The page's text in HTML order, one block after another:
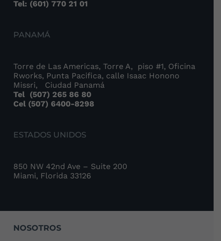
Tel: (601) 770 21 01
PANAMÁ
Torre de Las Americas, Torre A, piso #1, Oficina
Rworks, Punta Pacifica, calle Isaac Honono
Missri, Ciudad Panamá
Tel (507) 265 86 80
Cel (507) 6400-8298
ESTADOS UNIDOS
850 NW 42nd Ave – Suite 200
Miami, Florida 33126
NOSOTROS